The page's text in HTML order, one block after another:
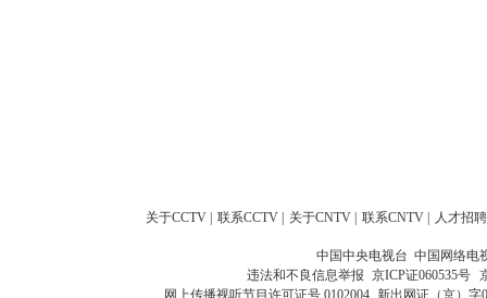
关于CCTV 联系CCTV 关于CNTV 联系CNTV 人才招聘
中国中央电视台 中国网络电
违法和不良信息举报 京ICP证060535号
网上传播视听节目许可证号 0102004 新出网证（京）